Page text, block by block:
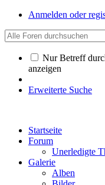
Anmelden oder
Nur Betreff
anzeigen
Erweiterte Suche
Startseite
Forum
Unerledigte
Galerie
Alben